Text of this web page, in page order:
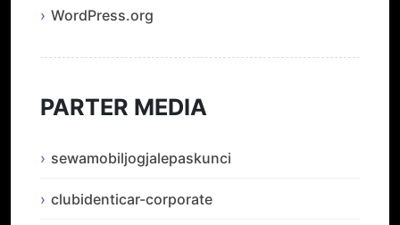
WordPress.org
PARTER MEDIA
sewamobiljogjalepaskunci
clubidenticar-corporate